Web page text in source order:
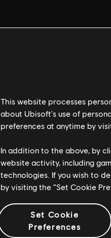
This website processes
about Ubisoft's use of
preferences at anytime by
In addition to the above, by
website activity, including
technologies. If you wish to
by visiting the “Set Cookie
Set Cookie
Preferences